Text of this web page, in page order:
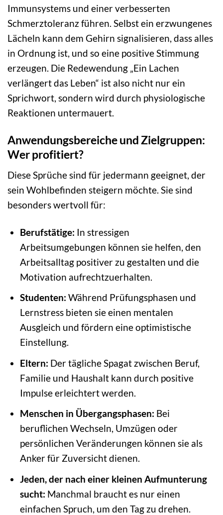
Immunsystems und einer verbesserten
Schmerztoleranz führen. Selbst ein erzwungenes
Lächeln kann dem Gehirn signalisieren, dass alles
in Ordnung ist, und so eine positive Stimmung
erzeugen. Die Redewendung „Ein Lachen
verlängert das Leben“ ist also nicht nur ein
Sprichwort, sondern wird durch physiologische
Reaktionen untermauert.
Anwendungsbereiche und Zielgruppen:
Wer profitiert?
Diese Sprüche sind für jedermann geeignet, der
sein Wohlbefinden steigern möchte. Sie sind
besonders wertvoll für:
Berufstätige: In stressigen
Arbeitsumgebungen können sie helfen, den
Arbeitsalltag positiver zu gestalten und die
Motivation aufrechtzuerhalten.
Studenten: Während Prüfungsphasen und
Lernstress bieten sie einen mentalen
Ausgleich und fördern eine optimistische
Einstellung.
Eltern: Der tägliche Spagat zwischen Beruf,
Familie und Haushalt kann durch positive
Impulse erleichtert werden.
Menschen in Übergangsphasen: Bei
beruflichen Wechseln, Umzügen oder
persönlichen Veränderungen können sie als
Anker für Zuversicht dienen.
Jeden, der nach einer kleinen Aufmunterung
sucht: Manchmal braucht es nur einen
einfachen Spruch, um den Tag zu drehen.